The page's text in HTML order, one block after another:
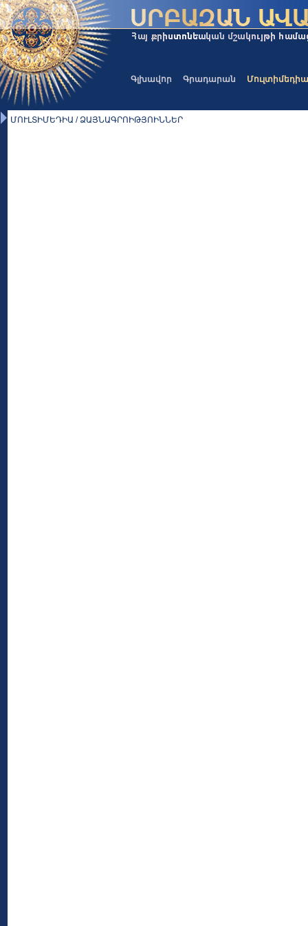
Գլխավոր Գրադարան Մուլտիմեդիա
ՄՈՒԼՏԻՄԵԴԻԱ / ՁԱՅՆԱԳՐՈԻԹՅՈԻՆՆԵՐ